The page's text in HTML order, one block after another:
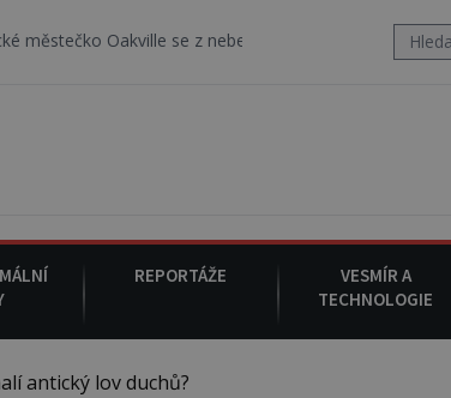
Oakville se z nebe snáší podivná rosolovitá látka
REPORTÁŽE
VESMÍR A
TECHNOLOGIE
antický lov duchů?